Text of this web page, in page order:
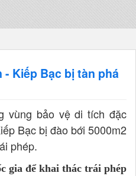
Kiếp Bạc bị tàn phá
vùng bảo vệ di tích đặc
Bạc bị đào bới 5000m2
phép.
gia để khai thác trái phép